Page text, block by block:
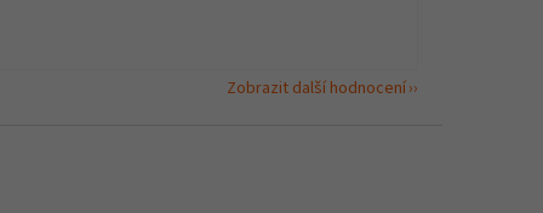
Zobrazit další hodnocení